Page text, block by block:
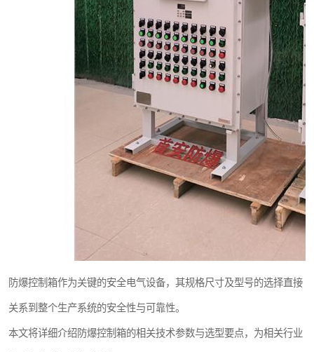
防爆控制箱作为关键的安全电气设备，其规格尺寸及型号的选择直接
关系到整个生产系统的安全性与可靠性。
本文将详细介绍防爆控制箱的相关技术参数与选型要点，为相关行业